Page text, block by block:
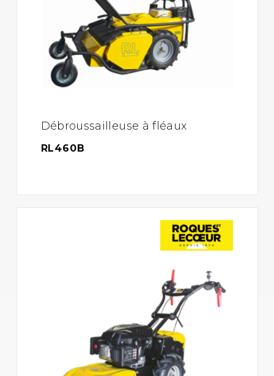
Débroussailleuse à fléaux
RL460B